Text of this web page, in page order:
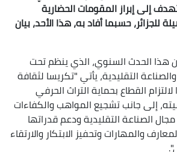
تهدف إلى إبراز المقومات الحضارية
للجزائر، حسبما أفاد به، هذا الأحد، بيان
هذا الحدث السنوي، الذي ينظم تحت
التقليدية، يأتي "تكريسا لثقافة
لالتزام القطاع بحماية التراث الحرفي
إلى جانب تشجيع المواهب والكفاءات
الصناعة التقليدية ودعم قدراتها
والمهارات وتحفيز الابتكار والارتقاء